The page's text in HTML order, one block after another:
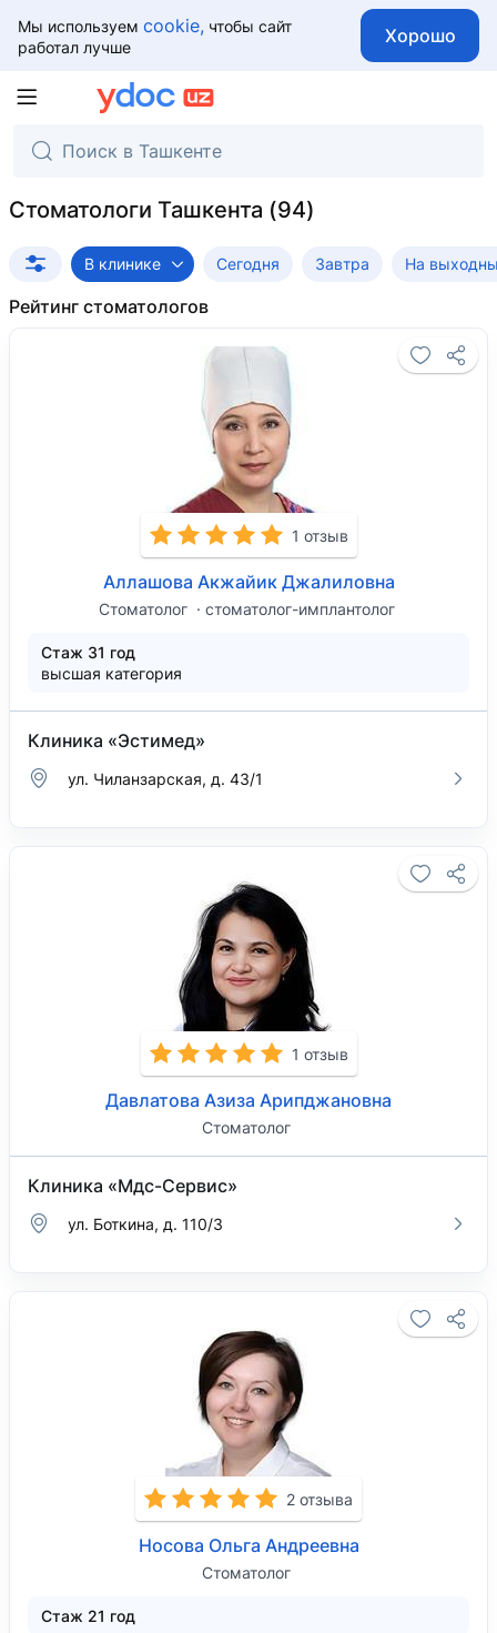
Мы используем cookie, чтобы сайт
работал лучше
Хорошо
Стоматологи Ташкента
В клинике Сегодня Завтра На
Рейтинг стоматологов
1 отзыв
Аллашова Акжайик Джалиловна
Стоматолог стоматолог-имплантолог
Стаж 31 год
высшая категория
Клиника «Эстимед»
ул. Чиланзарская, д. 43/1
1 отзыв
Давлатова Азиза Арипджановна
Стоматолог
Клиника «Мдс-Сервис»
ул. Боткина, д. 110/3
2 отзыва
Носова Ольга Андреевна
Стоматолог
Стаж 21 год